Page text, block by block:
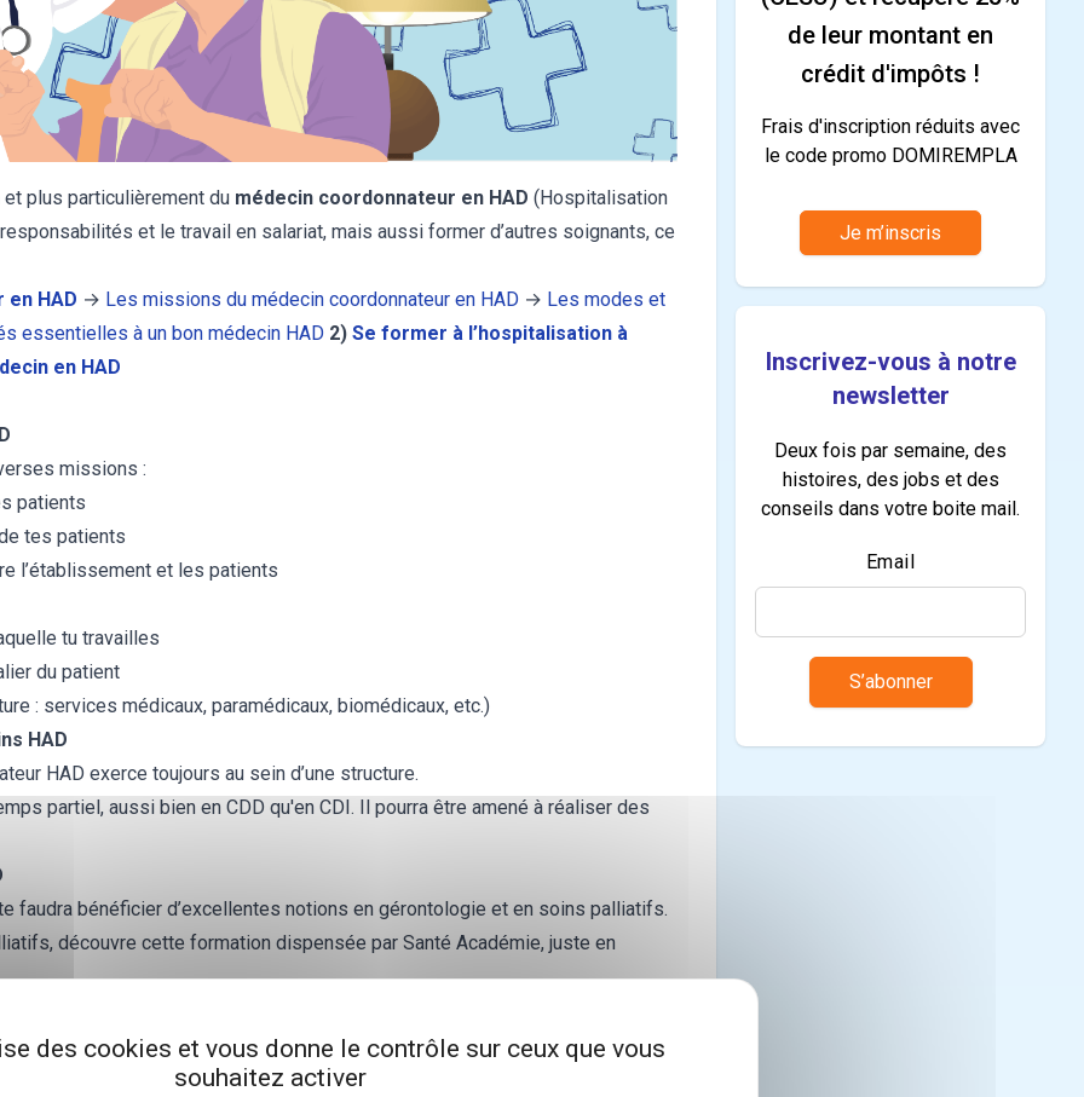
plus particulièrement du médecin coordonnateur en HAD (Hospitalisation
et le travail en salariat, mais aussi former d’autres soignants, ce
HAD → Les missions du médecin coordonnateur en HAD → Les modes et
essentielles à un bon médecin HAD 2) Se former à l’hospitalisation à
en HAD
missions :
patients
tes patients
l’établissement et les patients
tu travailles
du patient
: services médicaux, paramédicaux, biomédicaux, etc.)
HAD
HAD exerce toujours au sein d’une structure.
partiel, aussi bien en CDD qu'en CDI. Il pourra être amené à réaliser des
faudra bénéficier d’excellentes notions en gérontologie et en soins palliatifs.
découvre cette formation dispensée par Santé Académie, juste en
êtrepédagogue car tu devras former des praticiens. Des capacités
Sans oublier la qualité principale : l’engagement et le dévouement pour
de leur montant en
crédit d'impôts !
Frais d'inscription réduits avec
le code promo DOMIREMPLA
Je m’inscris
Inscrivez-vous à notre
newsletter
Deux fois par semaine, des
histoires, des jobs et des
conseils dans votre boite mail.
Email
S’abonner
des cookies et vous donne le contrôle sur ceux que vous
souhaitez activer